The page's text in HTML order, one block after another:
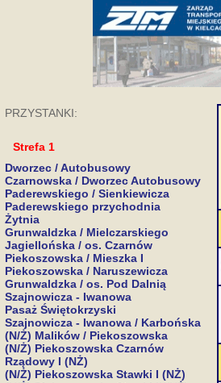
PRZYSTANKI:
Strefa 1
Dworzec / Autobusowy
Czarnowska / Dworzec Autobusowy
Paderewskiego / Sienkiewicza
Paderewskiego przychodnia
Żytnia
Grunwaldzka / Mielczarskiego
Jagiellońska / os. Czarnów
Piekoszowska / Mieszka I
Piekoszowska / Naruszewicza
Grunwaldzka / os. Pod Dalnią
Szajnowicza - Iwanowa
Pasaż Świętokrzyski
Szajnowicza - Iwanowa / Karbońska
(N/Ż) Malików / Piekoszowska
(N/Ż) Piekoszowska Czarnów
Rządowy I (NŻ)
(N/Ż) Piekoszowska Stawki I (NŻ)